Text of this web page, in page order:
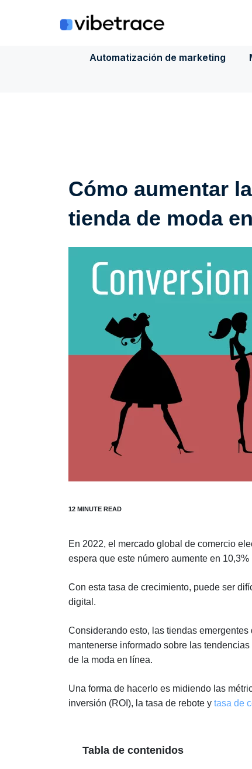
Automatización de marketing
Cómo aumentar
tienda de moda
En 2022, el mercado global de comercio
espera que este número aumente en
Con esta tasa de crecimiento, puede ser
digital.
Considerando esto, las tiendas
mantenerse informado sobre las
de la moda en línea.
Una forma de hacerlo es midiendo las
inversión (ROI), la tasa de rebote y tasa de
Tabla de contenidos